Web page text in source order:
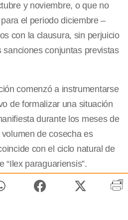
y noviembre, o que no
el periodo diciembre –
con la clausura, sin perjuicio
sanciones conjuntas previstas
comenzó a instrumentarse
de formalizar una situación
durante los meses de
de cosecha es
con el ciclo natural de
“Ilex paraguariensis”.